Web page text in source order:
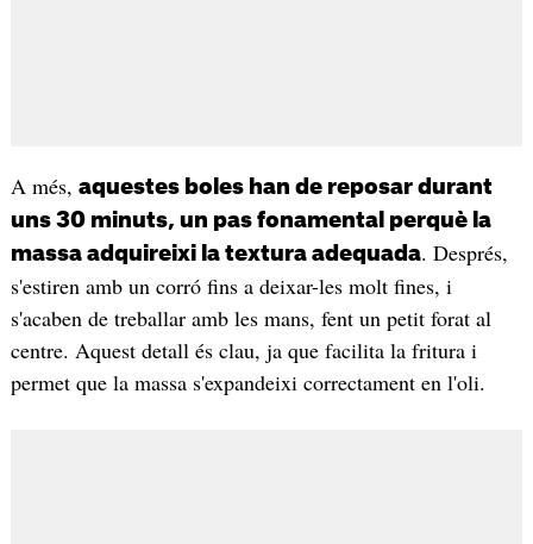
A més, aquestes boles han de reposar durant
uns 30 minuts, un pas fonamental perquè la
massa adquireixi la textura adequada. Després,
s'estiren amb un corró fins a deixar-les molt fines, i
s'acaben de treballar amb les mans, fent un petit forat al
centre. Aquest detall és clau, ja que facilita la fritura i
permet que la massa s'expandeixi correctament en l'oli.